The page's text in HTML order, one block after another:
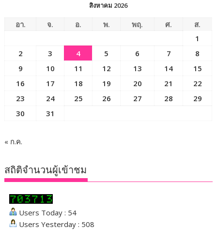
สิงหาคม 2026
อา. จ. อ. พ. พฤ. ศ.
ส.
1
2
3 4 5 6 7
8
9
10 11 12 13 14
15
16
17 18 19 20 21
22
23
24 25 26 27 28
29
30
31
« ก.ค.
สถิติจำนวนผู้เข้าชม
Users Today : 54
Users Yesterday : 508